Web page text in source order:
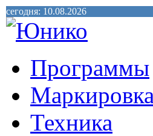
сегодня: 10.08.2026
Программы
Маркировка
Техника